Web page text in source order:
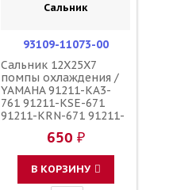
Сальник
93109-11073-00
Сальник 12X25X7
помпы охлаждения /
YAMAHA 91211-KA3-
761 91211-KSE-671
91211-KRN-671 91211-
650 ₽
В КОРЗИНУ